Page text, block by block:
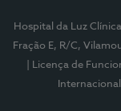
Hospital da Luz
Fração E, R/C,
| Licença de